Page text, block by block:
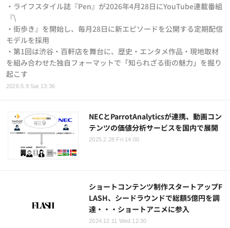
2026.5.9 Sat 13:36
・ライフスタイル誌『Pen』が2026年4月28日にYouTube連載番組
『\
・街歩き』を開始し、毎月28日に新エピソードを公開する定期配信
モデルを採用
・第1回は渋谷・百軒店を舞台に、歴史・エンタメ作品・現地取材
を組み合わせた独自フォーマットで「知られざる街の魅力」を掘り
起こす
NECとParrotAnalyticsが連携、動画コン
テンツの価値分析サービスを国内で展開
2025.2.28 Fri 14:00
ショートコンテンツ制作スタートアップF
LASH、シードラウンドで総額5億円を調
達・・・ショートアニメに参入
2024.12.11 Wed 12:30